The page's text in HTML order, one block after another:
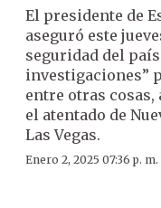
El presidente de
aseguró este
seguridad del
investigaciones”
entre otras
el atentado de
Las Vegas.
Enero 2, 2025 07:36 p. m.